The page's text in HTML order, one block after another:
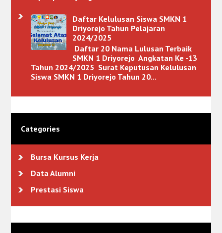
Daftar Kelulusan Siswa SMKN 1
Driyorejo Tahun Pelajaran
2024/2025
Daftar 20 Nama Lulusan Terbaik
SMKN 1 Driyorejo Angkatan Ke -13
Tahun 2024/2025 Surat Keputusan Kelulusan
Siswa SMKN 1 Driyorejo Tahun 20...
Categories
Bursa Kursus Kerja
Data Alumni
Prestasi Siswa